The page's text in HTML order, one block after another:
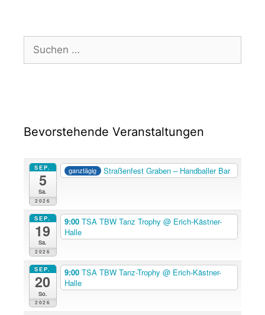
Bevorstehende Veranstaltungen
SEP.
5
Sa.
2026
ganztägig Straßenfest Graben – Handballer Bar
SEP.
19
Sa.
2026
9:00 TSA TBW Tanz Trophy @ Erich-Kästner-
Halle
SEP.
20
So.
2026
9:00 TSA TBW Tanz-Trophy @ Erich-Kästner-
Halle